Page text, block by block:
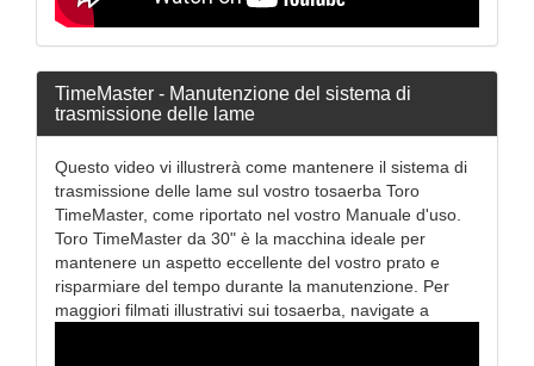
TimeMaster - Manutenzione del sistema di
trasmissione delle lame
Questo video vi illustrerà come mantenere il sistema di
trasmissione delle lame sul vostro tosaerba Toro
TimeMaster, come riportato nel vostro Manuale d'uso.
Toro TimeMaster da 30" è la macchina ideale per
mantenere un aspetto eccellente del vostro prato e
risparmiare del tempo durante la manutenzione. Per
maggiori filmati illustrativi sui tosaerba, navigate a